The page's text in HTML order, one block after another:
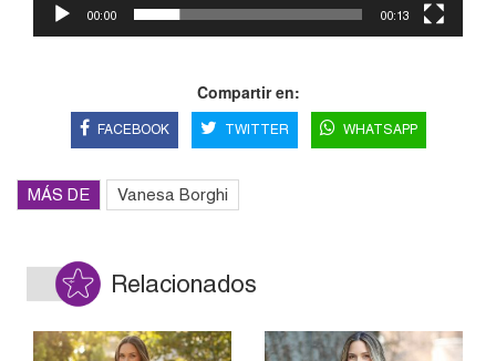
00:00 00:13
Compartir en:
FACEBOOK TWITTER WHATSAPP
MÁS DE Vanesa Borghi
Relacionados